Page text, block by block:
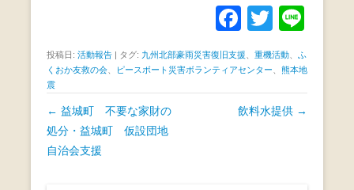
F
a
c
e
b
T
wi
tt
er
投稿日: 活動報告 | タグ: 九州北部豪雨災害復旧支援 重機活動
ふ
くおか友救の会
ピースボート災害ボランティアセンター
熊本地
震
投
稿
ナ
← 益城町 不要な家財の
処分・益城町 仮設団地
自治会支援
飲料水提供 →